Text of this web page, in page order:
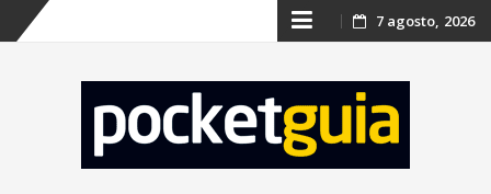
Skip
content
7 agosto, 2026